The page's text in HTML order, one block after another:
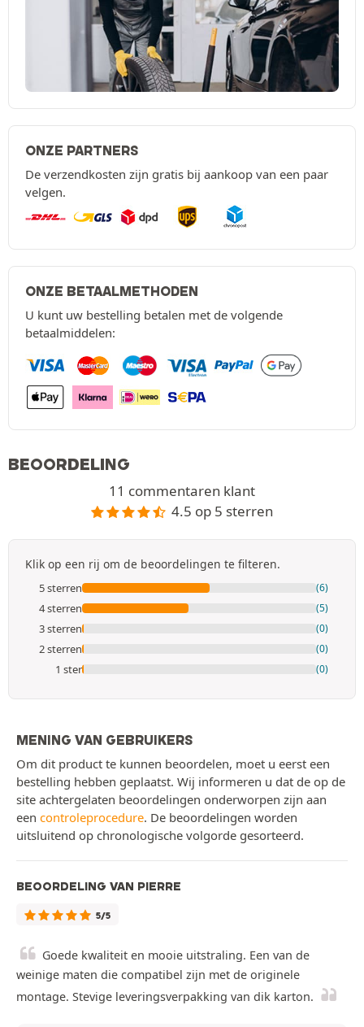
ONZE PARTNERS
De verzendkosten zijn gratis bij aankoop van een paar
velgen.
ONZE BETAALMETHODEN
U kunt uw bestelling betalen met de volgende
betaalmiddelen:
BEOORDELING
11 commentaren klant
4.5 op 5 sterren
Klik op een rij om de beoordelingen te filteren.
5 sterren (6)
4 sterren (5)
3 sterren (0)
2 sterren (0)
1 ster (0)
MENING VAN GEBRUIKERS
Om dit product te kunnen beoordelen, moet u eerst een
bestelling hebben geplaatst. Wij informeren u dat de op de
site achtergelaten beoordelingen onderworpen zijn aan
een controleprocedure. De beoordelingen worden
uitsluitend op chronologische volgorde gesorteerd.
BEOORDELING VAN PIERRE
5/5
Goede kwaliteit en mooie uitstraling. Een van de
weinige maten die compatibel zijn met de originele
montage. Stevige leveringsverpakking van dik karton.